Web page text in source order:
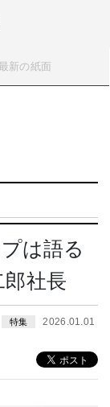
新の紙面
は語る
郎社長
特集
2026.01.01